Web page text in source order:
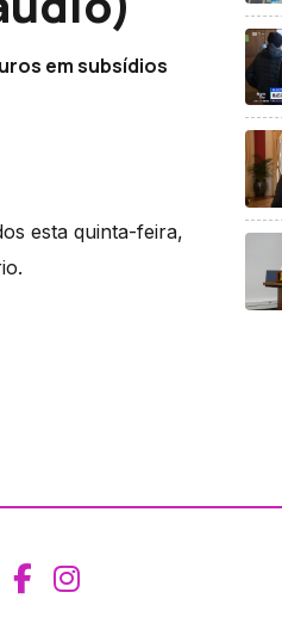
em subsídios
esta quinta-feira,
Aceder ao
Aceder ao